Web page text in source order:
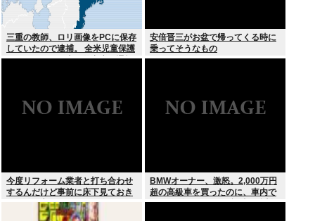
三重の教師、ロリ画像をPCに保存
していたので逮捕。 全米児童保護
センターから日本の警察庁に通報
安倍晋三がお盆で帰ってくる時に
乗ってそうなもの
今度リフォーム業者と打ち合わせ
するんだけど事前に床下見ておき
たいって言われたんだけどそうい
うものなの？
BMWオーナー、激怒。2,000万円
超の高級車を買ったのに、車内で
スパイダーマンCMの視聴を強制